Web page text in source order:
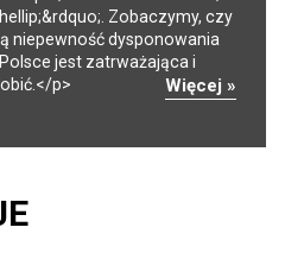
Zobaczymy, czy
niepewność dysponowania
jest zatrważająca i
p>
Więcej »